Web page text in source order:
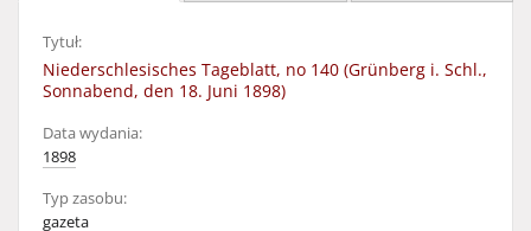
Tytuł:
Niederschlesisches Tageblatt, no 140 (Grünberg i. Schl.,
Sonnabend, den 18. Juni 1898)
Data wydania:
1898
Typ zasobu:
gazeta